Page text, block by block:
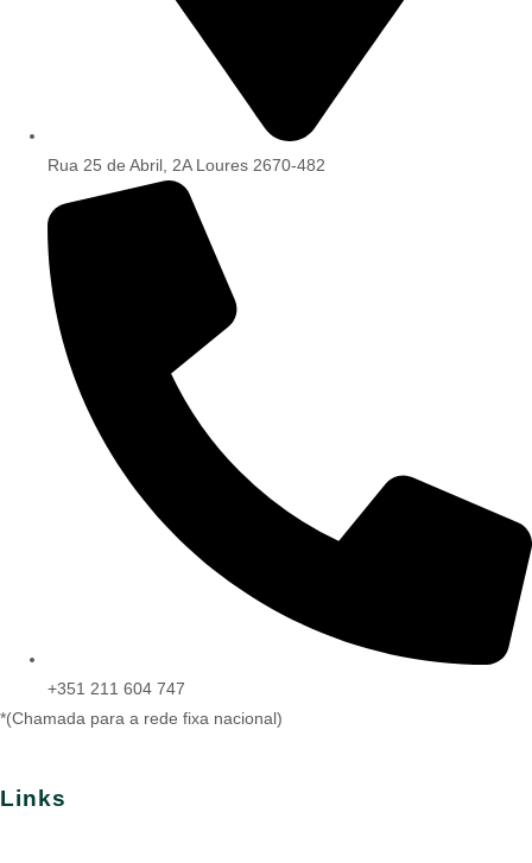
Rua 25 de Abril, 2A Loures 2670-482
+351 211 604 747
*(Chamada para a rede fixa nacional)
Links